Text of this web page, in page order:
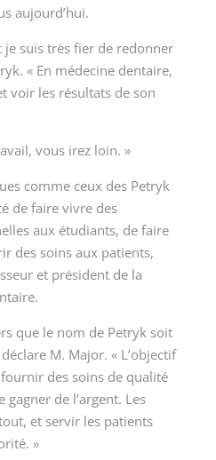
aujourd’hui.
je suis très fier de redonner
« En médecine dentaire,
voir les résultats de son
vous irez loin. »
comme ceux des Petryk
de faire vivre des
aux étudiants, de faire
des soins aux patients,
et président de la
.
que le nom de Petryk soit
M. Major. « L’objectif
des soins de qualité
de l’argent. Les
et servir les patients
»